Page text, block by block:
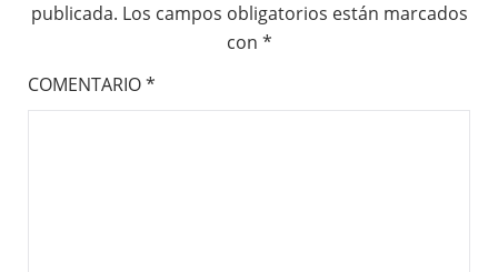
publicada. Los campos obligatorios están marcados
con *
COMENTARIO*